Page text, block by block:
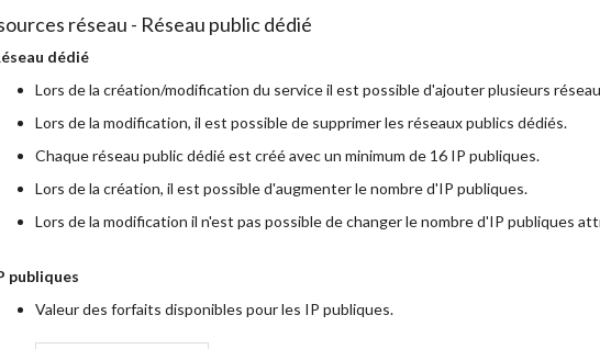
réseau - Réseau public dédié
dédié
Lors de la création/modification du service il est possible d'ajouter plusieurs
Lors de la modification, il est possible de supprimer les réseaux publics dédiés.
Chaque réseau public dédié est créé avec un minimum de 16 IP publiques.
Lors de la création, il est possible d'augmenter le nombre d'IP publiques.
Lors de la modification il n'est pas possible de changer le nombre d'IP publiques
publiques
Valeur des forfaits disponibles pour les IP publiques.